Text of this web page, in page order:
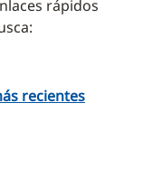
rápidos
recientes